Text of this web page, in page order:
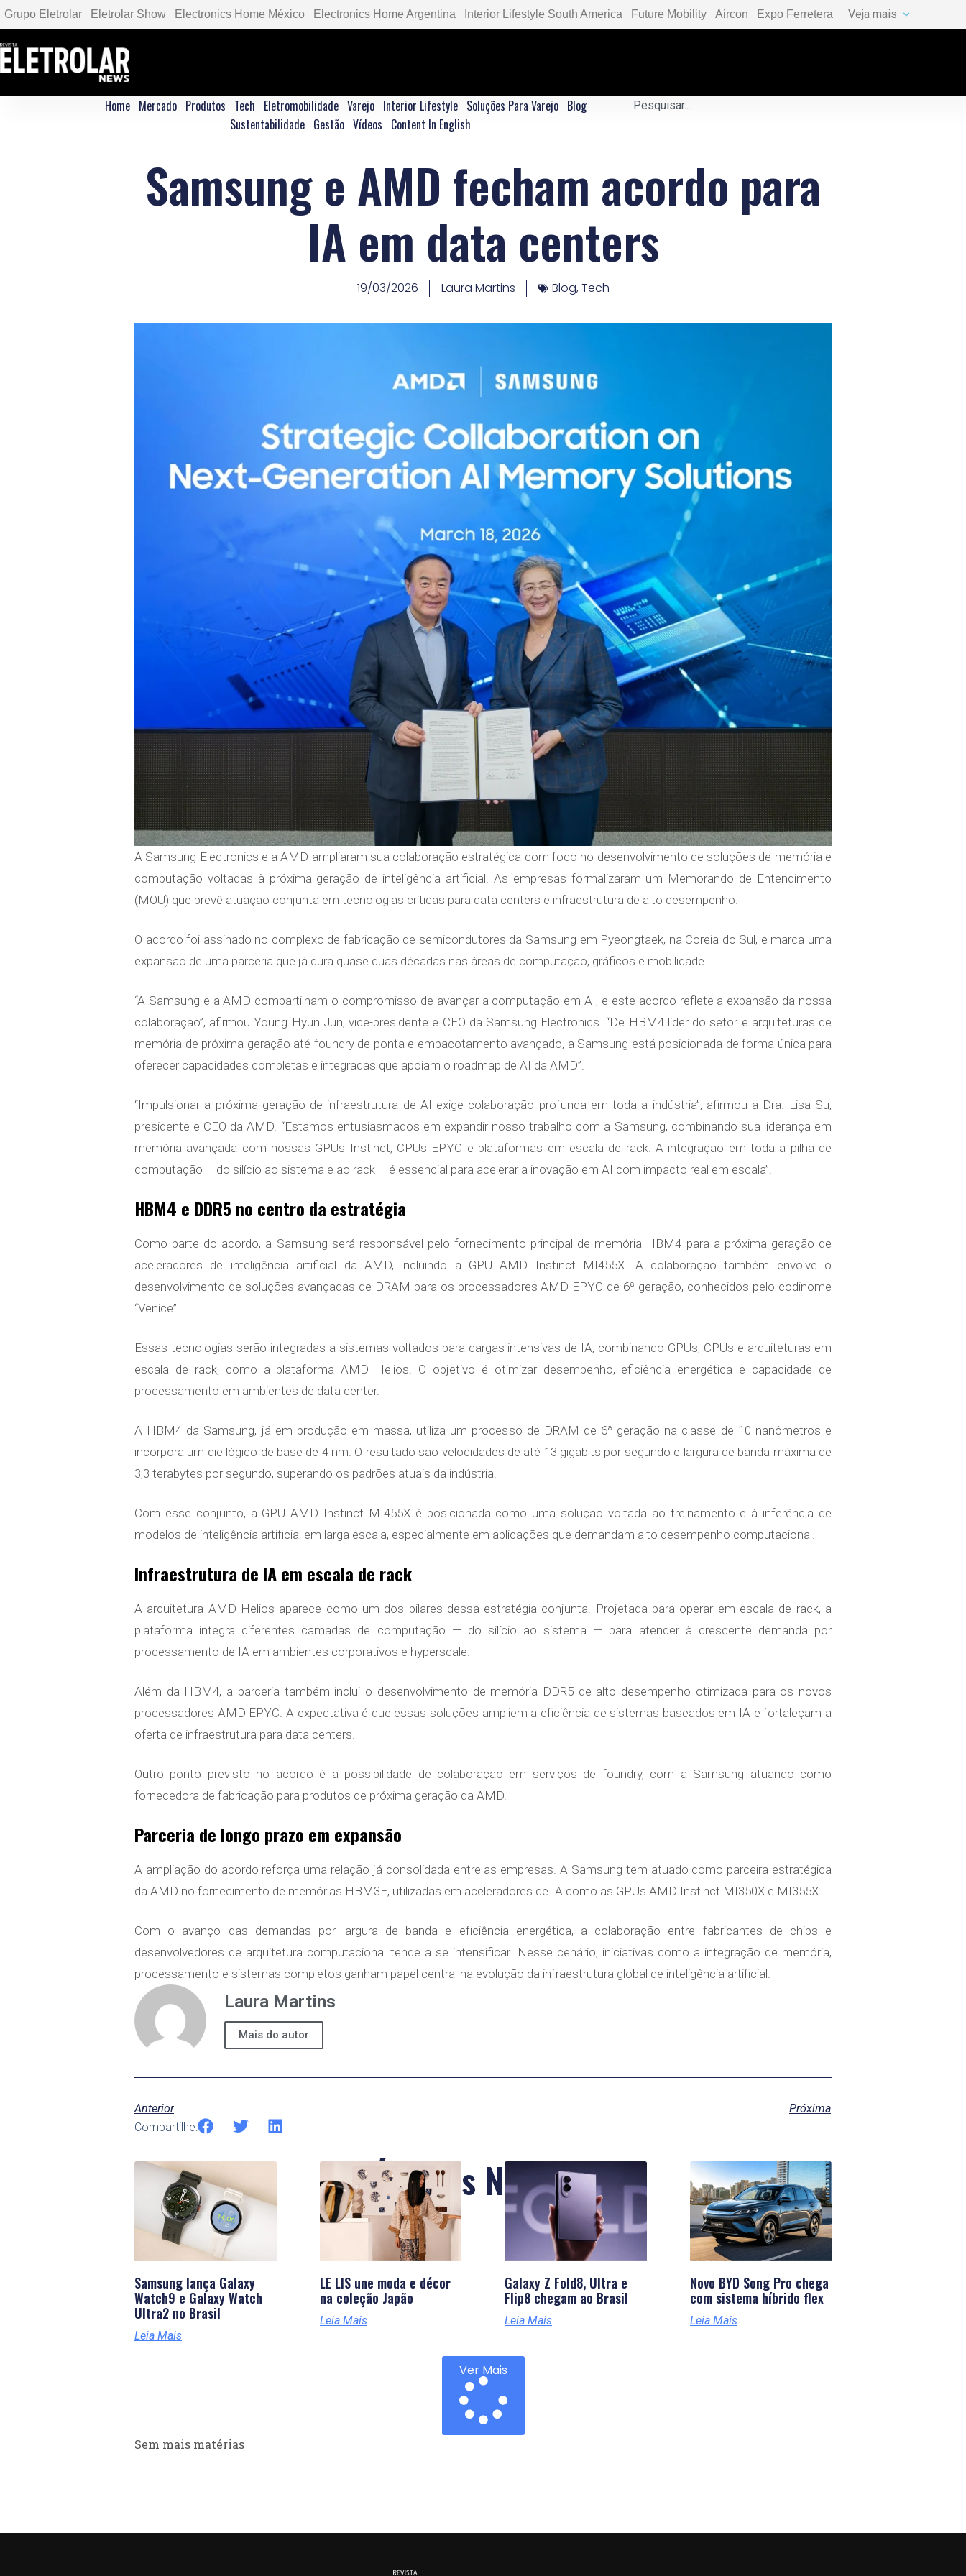
Grupo Eletrolar Eletrolar Show Electronics Home México Electronics Home Argentina Interior Lifestyle South America Future Mobility Aircon Expo Ferretera Veja mais
Home Mercado Produtos Tech Eletromobilidade Varejo Interior Lifestyle Soluções Para Varejo Blog
Sustentabilidade Gestão Vídeos Content In English
Samsung e AMD fecham acordo para
IA em data centers
19/03/2026 Laura Martins Blog,Tech
A Samsung Electronics e a AMD ampliaram sua colaboração estratégica com foco no desenvolvimento de soluções de memória e
computação voltadas à próxima geração de inteligência artificial. As empresas formalizaram um Memorando de Entendimento
(MOU) que prevê atuação conjunta em tecnologias críticas para data centers e infraestrutura de alto desempenho.
O acordo foi assinado no complexo de fabricação de semicondutores da Samsung em Pyeongtaek, na Coreia do Sul, e marca uma
expansão de uma parceria que já dura quase duas décadas nas áreas de computação, gráficos e mobilidade.
“A Samsung e a AMD compartilham o compromisso de avançar a computação em AI, e este acordo reflete a expansão da nossa
colaboração”, afirmou Young Hyun Jun, vice-presidente e CEO da Samsung Electronics. “De HBM4 líder do setor e arquiteturas de
memória de próxima geração até foundry de ponta e empacotamento avançado, a Samsung está posicionada de forma única para
oferecer capacidades completas e integradas que apoiam o roadmap de AI da AMD”.
“Impulsionar a próxima geração de infraestrutura de AI exige colaboração profunda em toda a indústria”, afirmou a Dra. Lisa Su,
presidente e CEO da AMD. “Estamos entusiasmados em expandir nosso trabalho com a Samsung, combinando sua liderança em
memória avançada com nossas GPUs Instinct, CPUs EPYC e plataformas em escala de rack. A integração em toda a pilha de
computação – do silício ao sistema e ao rack – é essencial para acelerar a inovação em AI com impacto real em escala”.
HBM4 e DDR5 no centro da estratégia
Como parte do acordo, a Samsung será responsável pelo fornecimento principal de memória HBM4 para a próxima geração de
aceleradores de inteligência artificial da AMD, incluindo a GPU AMD Instinct MI455X. A colaboração também envolve o
desenvolvimento de soluções avançadas de DRAM para os processadores AMD EPYC de 6ª geração, conhecidos pelo codinome
“Venice”.
Essas tecnologias serão integradas a sistemas voltados para cargas intensivas de IA, combinando GPUs, CPUs e arquiteturas em
escala de rack, como a plataforma AMD Helios. O objetivo é otimizar desempenho, eficiência energética e capacidade de
processamento em ambientes de data center.
A HBM4 da Samsung, já em produção em massa, utiliza um processo de DRAM de 6ª geração na classe de 10 nanômetros e
incorpora um die lógico de base de 4 nm. O resultado são velocidades de até 13 gigabits por segundo e largura de banda máxima de
3,3 terabytes por segundo, superando os padrões atuais da indústria.
Com esse conjunto, a GPU AMD Instinct MI455X é posicionada como uma solução voltada ao treinamento e à inferência de
modelos de inteligência artificial em larga escala, especialmente em aplicações que demandam alto desempenho computacional.
Infraestrutura de IA em escala de rack
A arquitetura AMD Helios aparece como um dos pilares dessa estratégia conjunta. Projetada para operar em escala de rack, a
plataforma integra diferentes camadas de computação — do silício ao sistema — para atender à crescente demanda por
processamento de IA em ambientes corporativos e hyperscale.
Além da HBM4, a parceria também inclui o desenvolvimento de memória DDR5 de alto desempenho otimizada para os novos
processadores AMD EPYC. A expectativa é que essas soluções ampliem a eficiência de sistemas baseados em IA e fortaleçam a
oferta de infraestrutura para data centers.
Outro ponto previsto no acordo é a possibilidade de colaboração em serviços de foundry, com a Samsung atuando como
fornecedora de fabricação para produtos de próxima geração da AMD.
Parceria de longo prazo em expansão
A ampliação do acordo reforça uma relação já consolidada entre as empresas. A Samsung tem atuado como parceira estratégica
da AMD no fornecimento de memórias HBM3E, utilizadas em aceleradores de IA como as GPUs AMD Instinct MI350X e MI355X.
Com o avanço das demandas por largura de banda e eficiência energética, a colaboração entre fabricantes de chips e
desenvolvedores de arquitetura computacional tende a se intensificar. Nesse cenário, iniciativas como a integração de memória,
processamento e sistemas completos ganham papel central na evolução da infraestrutura global de inteligência artificial.
Laura Martins
Mais do autor
Anterior
Próxima
Compartilhe:
Últimas Notícias
Samsung lança Galaxy
Watch9 e Galaxy Watch
Ultra2 no Brasil
Leia Mais
LE LIS une moda e décor
na coleção Japão
Leia Mais
Galaxy Z Fold8, Ultra e
Flip8 chegam ao Brasil
Leia Mais
Novo BYD Song Pro chega
com sistema híbrido flex
Leia Mais
Ver Mais
Sem mais matérias